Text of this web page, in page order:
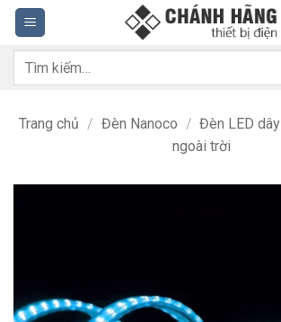
Bỏ
qua
nội
dung
Tìm
Trang chủ / Đèn Nanoco / Đèn LED dây
ngoài trời